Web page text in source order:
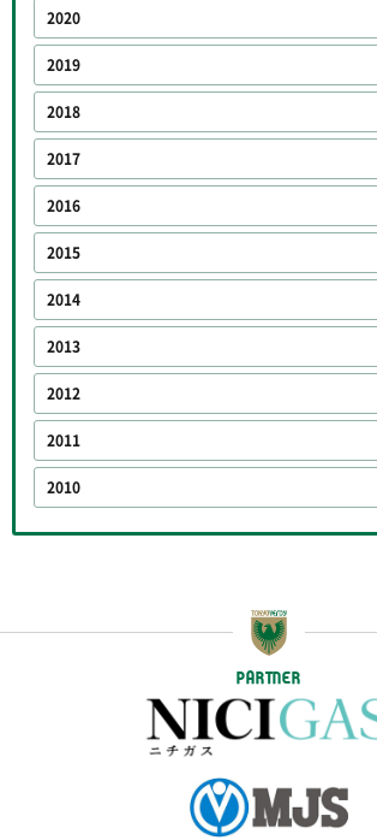
2020
2019
2018
2017
2016
2015
2014
2013
2012
2011
2010
PARTNER